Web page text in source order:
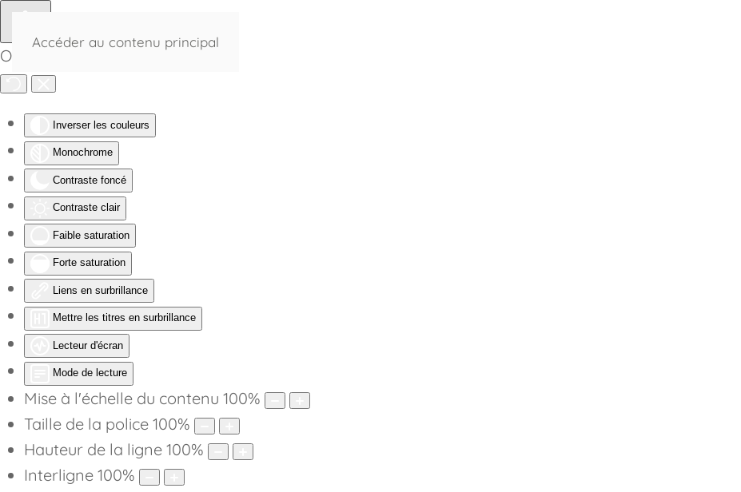
Outils d'accessibilité
Inverser les couleurs
Monochrome
Contraste foncé
Contraste clair
Faible saturation
Forte saturation
Liens en surbrillance
Mettre les titres en surbrillance
Lecteur d'écran
Mode de lecture
Mise à l'échelle du contenu 100%
Taille de la police 100%
Hauteur de la ligne 100%
Interligne 100%
Accéder au contenu principal